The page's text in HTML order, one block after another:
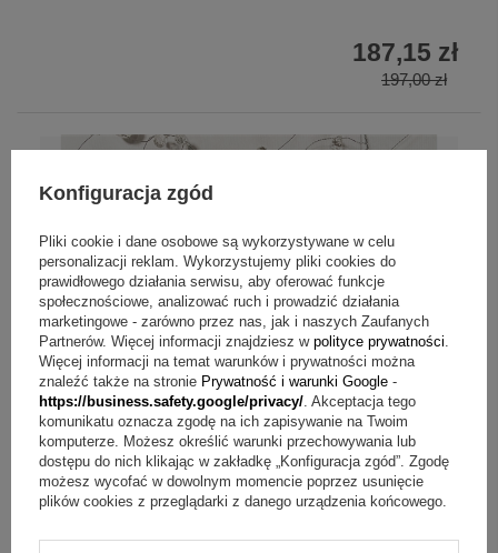
197,00 zł
187,15 zł
Konfiguracja zgód
Pliki cookie i dane osobowe są wykorzystywane w celu
personalizacji reklam. Wykorzystujemy pliki cookies do
prawidłowego działania serwisu, aby oferować funkcje
społecznościowe, analizować ruch i prowadzić działania
marketingowe - zarówno przez nas, jak i naszych Zaufanych
Partnerów. Więcej informacji znajdziesz w polityce prywatności.
Więcej informacji na temat warunków i prywatności można
znaleźć także na stronie Prywatność i warunki Google -
https://business.safety.google/privacy/. Akceptacja tego
komunikatu oznacza zgodę na ich zapisywanie na Twoim
komputerze. Możesz określić warunki przechowywania lub
dostępu do nich klikając w zakładkę „Konfiguracja zgód”. Zgodę
możesz wycofać w dowolnym momencie poprzez usunięcie
plików cookies z przeglądarki z danego urządzenia końcowego.